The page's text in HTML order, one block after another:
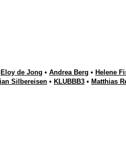
Eloy de Jong • Andrea Berg • Helene
Silbereisen • KLUBBB3 • Matthias